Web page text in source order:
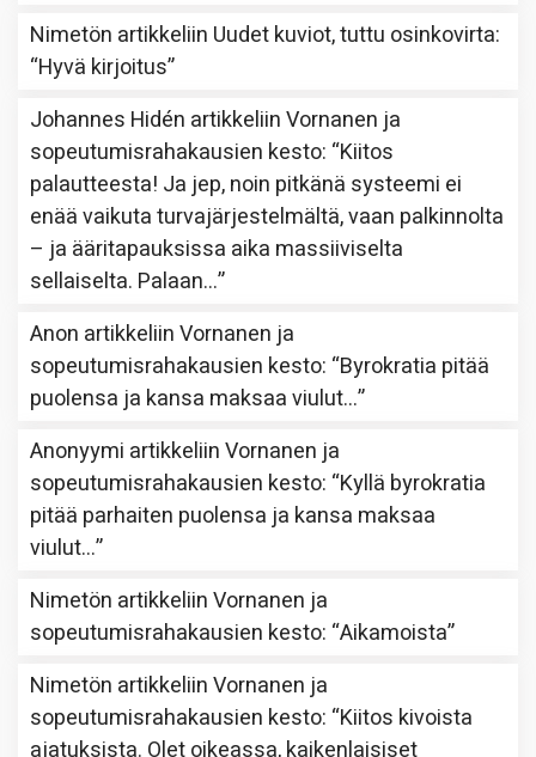
Nimetön artikkeliin Uudet kuviot, tuttu osinkovirta:
“Hyvä kirjoitus”
Johannes Hidén artikkeliinVornanen ja
sopeutumisrahakausien kesto: “Kiitos
palautteesta! Ja jep, noin pitkänä systeemi ei
enää vaikuta turvajärjestelmältä, vaan palkinnolta
– ja ääritapauksissa aika massiiviselta
sellaiselta. Palaan…”
Anon artikkeliinVornanen ja
sopeutumisrahakausien kesto: “Byrokratia pitää
puolensa ja kansa maksaa viulut…”
Anonyymi artikkeliinVornanen ja
sopeutumisrahakausien kesto: “Kyllä byrokratia
pitää parhaiten puolensa ja kansa maksaa
viulut…”
Nimetön artikkeliinVornanen ja
sopeutumisrahakausien kesto: “Aikamoista”
Nimetön artikkeliinVornanen ja
sopeutumisrahakausien kesto: “Kiitos kivoista
ajatuksista. Olet oikeassa, kaikenlaisiset